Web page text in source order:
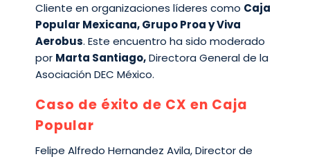
Cliente en organizaciones líderes como Caja
Popular Mexicana, Grupo Proa y Viva
Aerobus. Este encuentro ha sido moderado
por Marta Santiago,Directora General de la
Asociación DEC México.
Caso de éxito de CX en Caja
Popular
Felipe Alfredo Hernandez Avila, Director de